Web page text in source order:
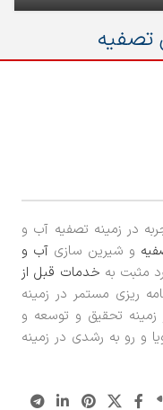
تصفیه
در زمینه تصفیه آب و
و شیرین سازی آب و
مثبت به خدمات قبل از
ریزی مستمر در زمینه
زمینه تحقیق و توسعه و
و رو به رشدی در زمینه